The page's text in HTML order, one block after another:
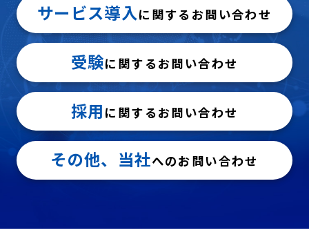
サービス導入に関するお問い合わせ
受験に関するお問い合わせ
採用 に関するお問い合わせ
その他、当社へのお問い合わせ